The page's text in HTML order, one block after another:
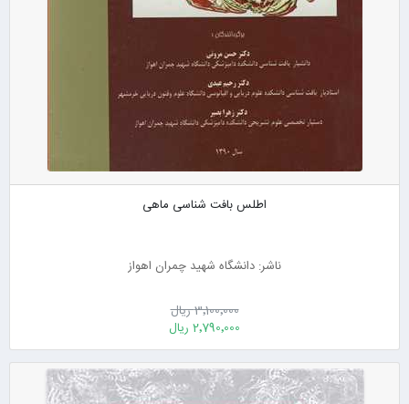
اطلس بافت شناسی ماهی
ناشر: دانشگاه شهید چمران اهواز
3٬100٬000 ریال
2٬790٬000 ریال